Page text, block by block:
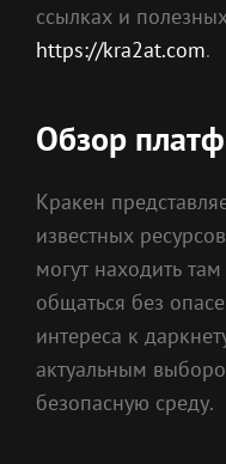
ссылках и
https://kra2at.com.
Обзор
Кракен
известных
могут находить
общаться без
интереса к
актуальным
безопасную среду.